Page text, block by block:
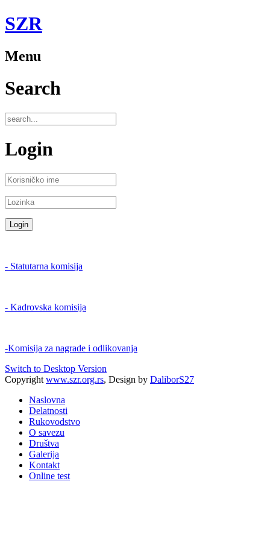
SZR
Menu
Search
Login
- Statutarna komisija
- Kadrovska komisija
-Komisija za nagrade i odlikovanja
Switch to Desktop Version
Copyright www.szr.org.rs, Design by DaliborS27
Naslovna
Delatnosti
Rukovodstvo
O savezu
Društva
Galerija
Kontakt
Online test